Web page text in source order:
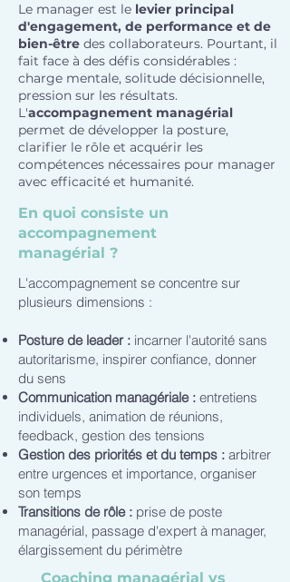
Le manager est le levier principal
d'engagement, de performance et de
bien-être des collaborateurs. Pourtant, il
fait face à des défis considérables :
charge mentale, solitude décisionnelle,
pression sur les résultats.
L'accompagnement managérial
permet de développer la posture,
clarifier le rôle et acquérir les
compétences nécessaires pour manager
avec efficacité et humanité.
En quoi consiste un
accompagnement
managérial ?
L'accompagnement se concentre sur
plusieurs dimensions :
Posture de leader : incarner l'autorité sans
autoritarisme, inspirer confiance, donner
du sens
Communication managériale : entretiens
individuels, animation de réunions,
feedback, gestion des tensions
Gestion des priorités et du temps : arbitrer
entre urgences et importance, organiser
son temps
Transitions de rôle : prise de poste
managérial, passage d'expert à manager,
élargissement du périmètre
Coaching managérial vs